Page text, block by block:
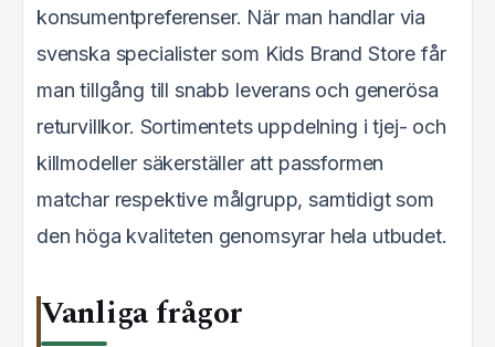
konsumentpreferenser. När man handlar via
svenska specialister som Kids Brand Store får
man tillgång till snabb leverans och generösa
returvillkor. Sortimentets uppdelning i tjej- och
killmodeller säkerställer att passformen
matchar respektive målgrupp, samtidigt som
den höga kvaliteten genomsyrar hela utbudet.
Vanliga frågor